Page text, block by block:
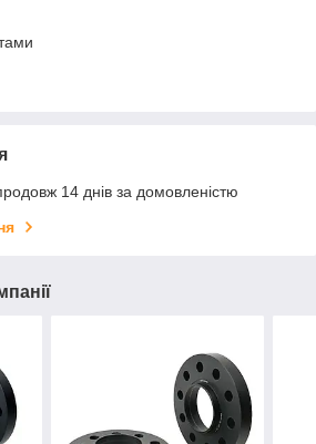
14 днів за домовленістю